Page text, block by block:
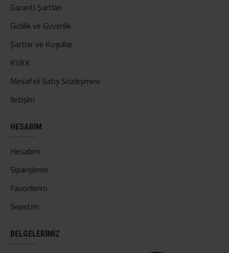
Garanti Şartları
Gizlilik ve Güvenlik
Şartlar ve Koşullar
KVKK
Mesafeli Satış Sözleşmesi
İletişim
HESABIM
Hesabım
Siparişlerim
Favorilerim
Sepetim
BELGELERİMİZ